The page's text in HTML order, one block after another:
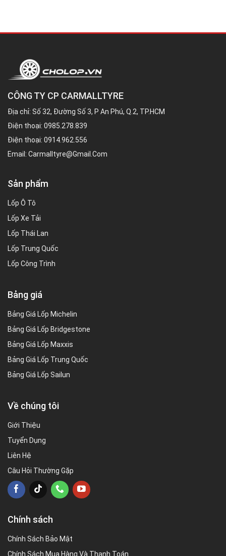
CÔNG TY CP CARMALLTYRE
Địa chỉ: Số 32, Đường Số 3, P An Phú, Q.2, TP.HCM
Điện thoại: 0985.278.839
Điện thoại: 0914.962.556
Email: Carmalltyre@gmail.com
Sản phẩm
Lốp Ô Tô
Lốp Xe Tải
Lốp Thái Lan
Lốp Trung Quốc
Lốp Công Trình
Bảng giá
Bảng Giá Lốp Michelin
Bảng Giá Lốp Bridgestone
Bảng Giá Lốp Maxxis
Bảng Giá Lốp Trung Quốc
Bảng Giá Lốp Sailun
Về chúng tôi
Giới Thiệu
Tuyển Dụng
Liên Hệ
Câu Hỏi Thường Gặp
Chính sách
Chính Sách Bảo Mật
Chính Sách Mua Hàng Và Thanh Toán